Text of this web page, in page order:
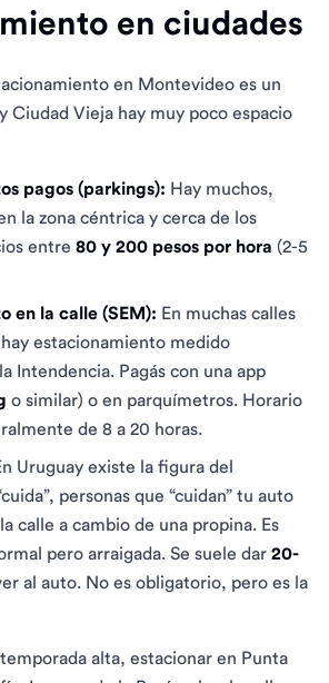
en ciudades
en Montevideo es un
Ciudad Vieja hay muy poco espacio
pagos (parkings): Hay muchos,
la zona céntrica y cerca de los
entre 80 y 200 pesos por hora (2-5
en la calle (SEM): En muchas calles
estacionamiento medido
Intendencia. Pagás con una app
o similar) o en parquímetros. Horario
de 8 a 20 horas.
Uruguay existe la figura del
personas que “cuidan” tu auto
calle a cambio de una propina. Es
pero arraigada. Se suele dar 20-
al auto. No es obligatorio, pero es la
alta, estacionar en Punta